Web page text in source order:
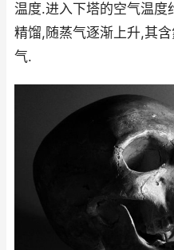
温度.进入下塔的空气温度
精馏,随蒸气逐渐上升,其
气.